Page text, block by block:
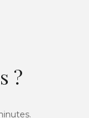
?